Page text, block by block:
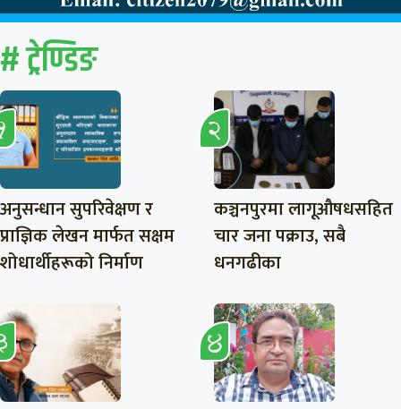
# ट्रेण्डिङ
अनुसन्धान सुपरिवेक्षण र
प्राज्ञिक लेखन मार्फत सक्षम
शोधार्थीहरूको निर्माण
कञ्चनपुरमा लागूऔषधसहित
चार जना पक्राउ, सबै
धनगढीका